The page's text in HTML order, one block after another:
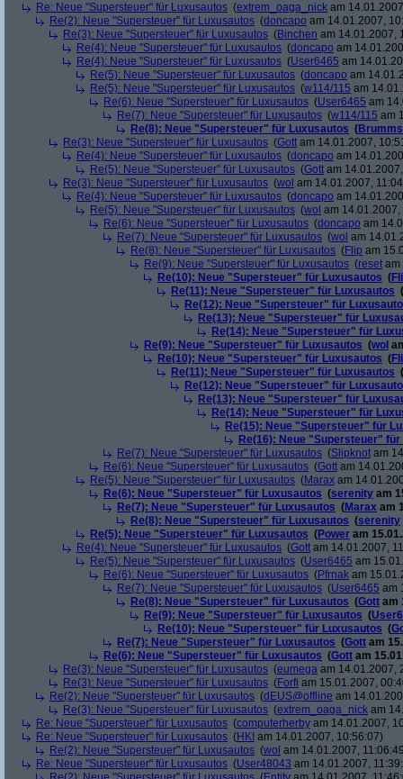
Re: Neue "Supersteuer" für Luxusautos (extrem_oaga_nick am
Re(2): Neue "Supersteuer" für Luxusautos (doncapo am 14.01.2007,
Re(3): Neue "Supersteuer" für Luxusautos (Binchen am 14.01.2007,
Re(4): Neue "Supersteuer" für Luxusautos (doncapo am
Re(4): Neue "Supersteuer" für Luxusautos (User6465 am
Re(5): Neue "Supersteuer" für Luxusautos (doncapo am
Re(5): Neue "Supersteuer" für Luxusautos (w114/115 am
Re(6): Neue "Supersteuer" für Luxusautos (User6465 am
Re(7): Neue "Supersteuer" für Luxusautos (w114/115 am
Re(8): Neue "Supersteuer" für Luxusautos (
Re(3): Neue "Supersteuer" für Luxusautos (Gott am 14.01.2007,
Re(4): Neue "Supersteuer" für Luxusautos (doncapo am
Re(5): Neue "Supersteuer" für Luxusautos (Gott am
Re(3): Neue "Supersteuer" für Luxusautos (wol am 14.01.2007,
Re(4): Neue "Supersteuer" für Luxusautos (doncapo am
Re(5): Neue "Supersteuer" für Luxusautos (wol am 14.01.2007,
Re(6): Neue "Supersteuer" für Luxusautos (doncapo am
Re(7): Neue "Supersteuer" für Luxusautos (wol am
Re(8): Neue "Supersteuer" für Luxusautos (Flip am
Re(9): Neue "Supersteuer" für Luxusautos (reset am
Re(10): Neue "Supersteuer" für Luxusautos (
Re(11): Neue "Supersteuer" für Luxusautos (
Re(12): Neue "Supersteuer" für
Re(13): Neue "Supersteuer" für
Re(14): Neue "Supersteuer" für
Re(9): Neue "Supersteuer" für Luxusautos (wol
Re(10): Neue "Supersteuer" für Luxusautos (
Re(11): Neue "Supersteuer" für Luxusautos (
Re(12): Neue "Supersteuer" für
Re(13): Neue "Supersteuer" für
Re(14): Neue "Supersteuer" für
Re(15): Neue "Supersteuer" für
Re(16): Neue "Supersteuer"
Re(7): Neue "Supersteuer" für Luxusautos (Slipknot am
Re(6): Neue "Supersteuer" für Luxusautos (Gott am
Re(5): Neue "Supersteuer" für Luxusautos (Marax am
Re(6): Neue "Supersteuer" für Luxusautos (serenity am
Re(7): Neue "Supersteuer" für Luxusautos (Marax am
Re(8): Neue "Supersteuer" für Luxusautos (serenity
Re(5): Neue "Supersteuer" für Luxusautos (Power am
Re(4): Neue "Supersteuer" für Luxusautos (Gott am 14.01.2007,
Re(5): Neue "Supersteuer" für Luxusautos (User6465 am
Re(6): Neue "Supersteuer" für Luxusautos (Pfrnak am
Re(7): Neue "Supersteuer" für Luxusautos (User6465 am
Re(8): Neue "Supersteuer" für Luxusautos (Gott am
Re(9): Neue "Supersteuer" für Luxusautos (
Re(10): Neue "Supersteuer" für Luxusautos (
Re(7): Neue "Supersteuer" für Luxusautos (Gott am
Re(6): Neue "Supersteuer" für Luxusautos (Gott am
Re(3): Neue "Supersteuer" für Luxusautos (eumega am 14.01.2007,
Re(3): Neue "Supersteuer" für Luxusautos (Forfi am 15.01.2007,
Re(2): Neue "Supersteuer" für Luxusautos (dEUS@offline am
Re(3): Neue "Supersteuer" für Luxusautos (extrem_oaga_nick am
Re: Neue "Supersteuer" für Luxusautos (computerherby am 14.01.2007,
Re: Neue "Supersteuer" für Luxusautos (HKI am 14.01.2007, 10:56:07)
Re(2): Neue "Supersteuer" für Luxusautos (wol am 14.01.2007,
Re: Neue "Supersteuer" für Luxusautos (User48043 am 14.01.2007,